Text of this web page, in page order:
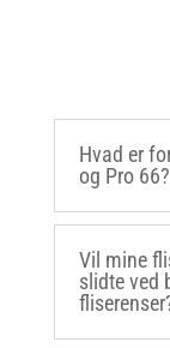
Hvad er
og Pro 66?
Vil mine
slidte ved